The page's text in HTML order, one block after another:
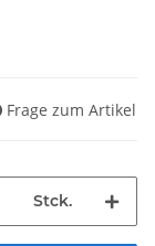
Frage zum Artikel
Stck.